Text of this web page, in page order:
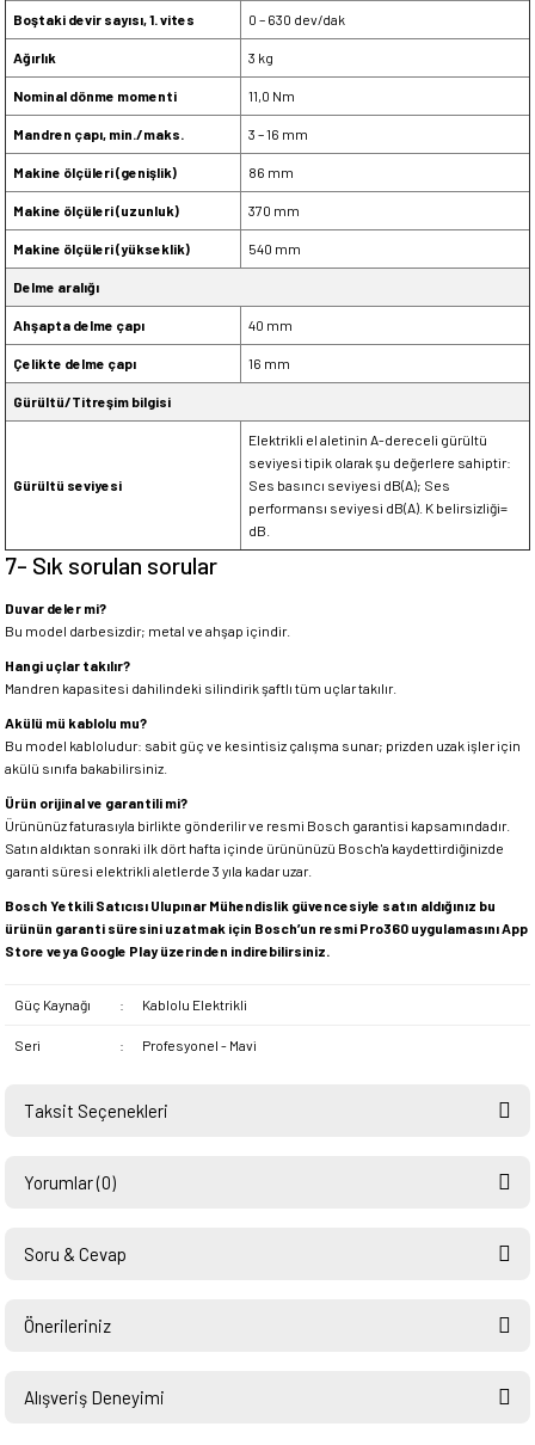
Boştaki devir sayısı, 1. vites 0 – 630 dev/dak
Ağırlık 3 kg
Nominal dönme momenti 11,0 Nm
Mandren çapı, min./maks. 3 – 16 mm
Makine ölçüleri (genişlik) 86 mm
Makine ölçüleri (uzunluk) 370 mm
Makine ölçüleri (yükseklik) 540 mm
Delme aralığı
Ahşapta delme çapı 40 mm
Çelikte delme çapı 16 mm
Gürültü/Titreşim bilgisi
Gürültü seviyesi
Elektrikli el aletinin A-dereceli gürültü
seviyesi tipik olarak şu değerlere sahiptir:
Ses basıncı seviyesi dB(A); Ses
performansı seviyesi dB(A). K belirsizliği=
dB.
7- Sık sorulan sorular
Duvar deler mi?
Bu model darbesizdir; metal ve ahşap içindir.
Hangi uçlar takılır?
Mandren kapasitesi dahilindeki silindirik şaftlı tüm uçlar takılır.
Akülü mü kablolu mu?
Bu model kabloludur: sabit güç ve kesintisiz çalışma sunar; prizden uzak işler için
akülü sınıfa bakabilirsiniz.
Ürün orijinal ve garantili mi?
Ürününüz faturasıyla birlikte gönderilir ve resmi Bosch garantisi kapsamındadır.
Satın aldıktan sonraki ilk dört hafta içinde ürününüzü Bosch'a kaydettirdiğinizde
garanti süresi elektrikli aletlerde 3 yıla kadar uzar.
Bosch Yetkili Satıcısı Ulupınar Mühendislik güvencesiyle satın aldığınız bu
ürünün garanti süresini uzatmak için Bosch’un resmi Pro360 uygulamasını App
Store veya Google Play üzerinden indirebilirsiniz.
Güç Kaynağı : Kablolu Elektrikli
Seri : Profesyonel - Mavi
Taksit Seçenekleri
Yorumlar (0)
Soru & Cevap
Önerileriniz
yetersiz gördüğünüz noktaları öneri formunu kullanarak tarafımıza
Alışveriş Deneyimi